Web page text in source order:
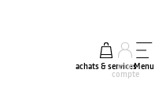
achats & services
mon
compte
Menu